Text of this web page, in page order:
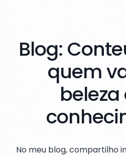
Blog:
quem
No meu blog, compartilho